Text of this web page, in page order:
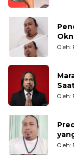
Oleh:
Oleh:
Oleh: